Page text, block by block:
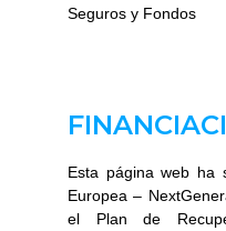
Seguros y Fondos
Esta página web ha
Europea –
el Plan de